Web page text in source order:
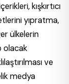
kışkırtıcı
yıpratma,
ülkelerin
olacak
ve
medya